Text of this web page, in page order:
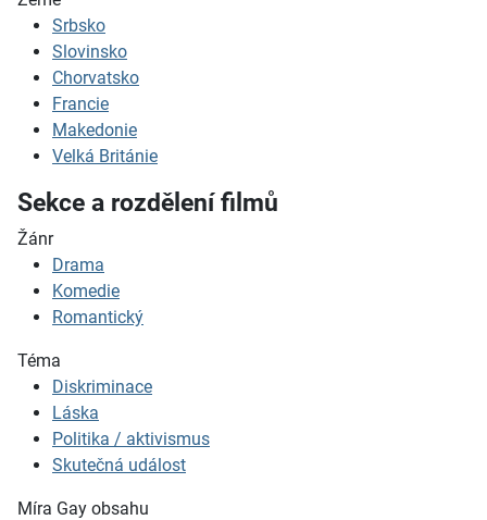
Srbsko
Slovinsko
Chorvatsko
Francie
Makedonie
Velká Británie
Sekce a rozdělení filmů
Žánr
Drama
Komedie
Romantický
Téma
Diskriminace
Láska
Politika / aktivismus
Skutečná událost
Míra Gay obsahu